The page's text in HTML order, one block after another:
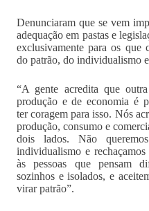
Denunciaram que se vem
adequação em pastas e
exclusivamente para os que
do patrão, do individualismo
“A gente acredita que
produção e de economia é
ter coragem para isso. Nós
produção, consumo e
dois lados. Não
individualismo e
às pessoas que pensam
sozinhos e isolados, e
virar patrão”.